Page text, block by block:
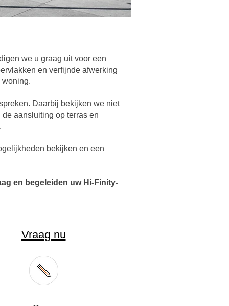
we u graag uit voor een
en verfijnde afwerking
woning.
Daarbij bekijken we niet
aansluiting op terras en
bekijken en een
en begeleiden uw Hi-Finity-
Vraag nu